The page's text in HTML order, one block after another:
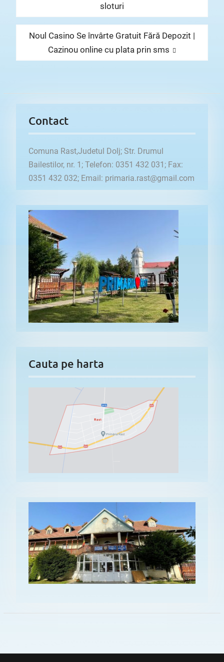
sloturi
Next
Noul Casino Se învârte Gratuit Fără Depozit |
Cazinou online cu plata prin sms
Contact
Comuna Rast,Judetul Dolj; Str. Drumul
Bailestilor, nr. 1; Telefon: 0351 432 031; Fax:
0351 432 032; Email: primaria.rast@gmail.com
Cauta pe harta